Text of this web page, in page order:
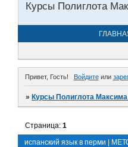
Курсы Полиглота
Привет, Гость! Войдитеили
»Курсы Полиглота
испанский язык в перми |
Страница:1